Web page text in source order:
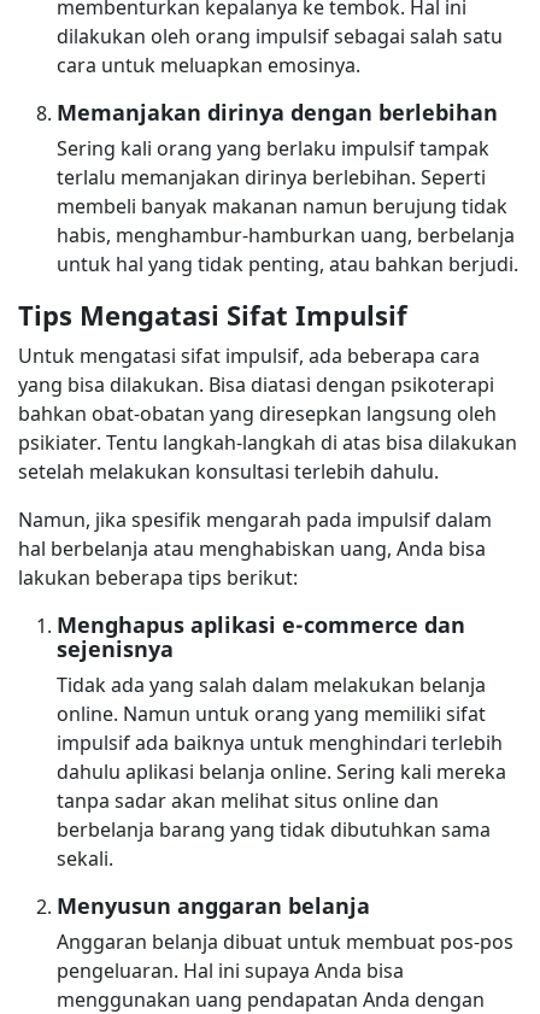
membenturkan kepalanya ke tembok. Hal ini
dilakukan oleh orang impulsif sebagai salah satu
cara untuk meluapkan emosinya.
Memanjakan dirinya dengan berlebihan
Sering kali orang yang berlaku impulsif tampak
terlalu memanjakan dirinya berlebihan. Seperti
membeli banyak makanan namun berujung tidak
habis, menghambur-hamburkan uang, berbelanja
untuk hal yang tidak penting, atau bahkan berjudi.
Tips Mengatasi Sifat Impulsif
Untuk mengatasi sifat impulsif, ada beberapa cara
yang bisa dilakukan. Bisa diatasi dengan psikoterapi
bahkan obat-obatan yang diresepkan langsung oleh
psikiater. Tentu langkah-langkah di atas bisa dilakukan
setelah melakukan konsultasi terlebih dahulu.
Namun, jika spesifik mengarah pada impulsif dalam
hal berbelanja atau menghabiskan uang, Anda bisa
lakukan beberapa tips berikut:
Menghapus aplikasi e-commerce dan
sejenisnya
Tidak ada yang salah dalam melakukan belanja
online. Namun untuk orang yang memiliki sifat
impulsif ada baiknya untuk menghindari terlebih
dahulu aplikasi belanja online. Sering kali mereka
tanpa sadar akan melihat situs online dan
berbelanja barang yang tidak dibutuhkan sama
sekali.
Menyusun anggaran belanja
Anggaran belanja dibuat untuk membuat pos-pos
pengeluaran. Hal ini supaya Anda bisa
menggunakan uang pendapatan Anda dengan